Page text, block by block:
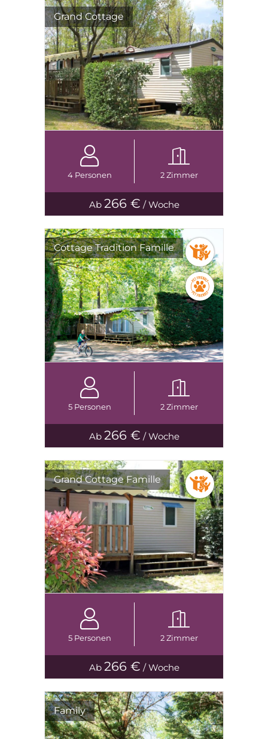
Grand Cottage
4 Personen 2 Zimmer
Ab 266 € / Woche
Cottage Tradition Famille
5 Personen 2 Zimmer
Ab 266 € / Woche
Grand Cottage Famille
5 Personen 2 Zimmer
Ab 266 € / Woche
Family